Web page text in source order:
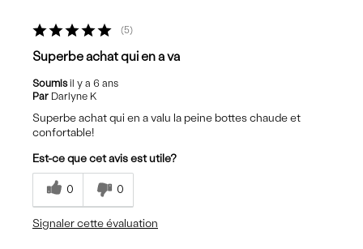
5
Superbe achat qui en a va
Soumisil y a 6 ans
Par Darlyne K
Superbe achat qui en a valu la peine bottes chaude et
confortable!
Est-ce que cet avis est utile?
0 0
Signaler cette évaluation